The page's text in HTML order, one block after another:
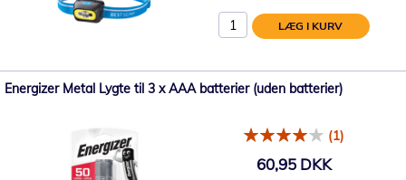
LÆG I KURV
Energizer Metal Lygte til 3 x AAA batterier (uden batterier)
(1)
60,95 DKK